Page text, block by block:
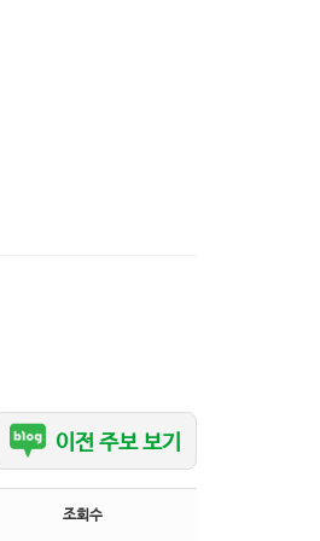
이전 주보 보기
조회수